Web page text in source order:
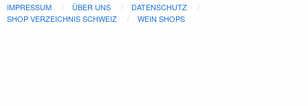
IMPRESSUM
ÜBER UNS
DATENSCHUTZ
SHOP VERZEICHNIS SCHWEIZ
WEIN SHOPS